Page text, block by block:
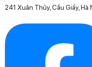
241 Xuân Thủy, Cầu Giấy, Hà